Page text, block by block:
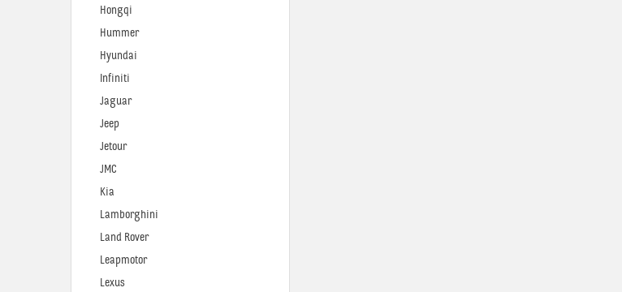
Hongqi
Hummer
Hyundai
Infiniti
Jaguar
Jeep
Jetour
JMC
Kia
Lamborghini
Land Rover
Leapmotor
Lexus